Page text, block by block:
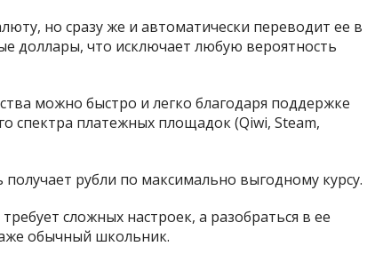
но сразу же и автоматически переводит ее в
доллары, что исключает любую вероятность
можно быстро и легко благодаря поддержке
спектра платежных площадок (Qiwi, Steam,
рубли по максимально выгодному курсу.
сложных настроек, а разобраться в ее
обычный школьник.